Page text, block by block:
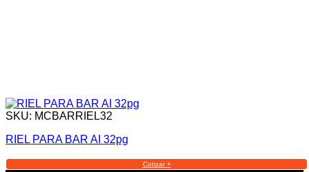
SKU: MCBARRIEL32
RIEL PARA BAR AI 32pg
Cotizar +